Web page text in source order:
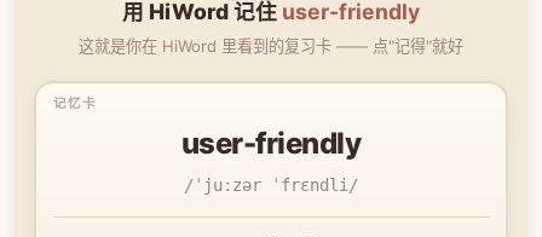
用 HiWord 记住 user-friendly
这就是你在 HiWord 里看到的复习卡 —— 点"记得"就好
user-friendly
/ˈjuːzər ˈfrɛndli/